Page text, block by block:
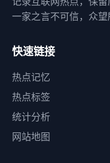
一家之言不可信，众望
快速链接
热点记忆
热点标签
统计分析
网站地图